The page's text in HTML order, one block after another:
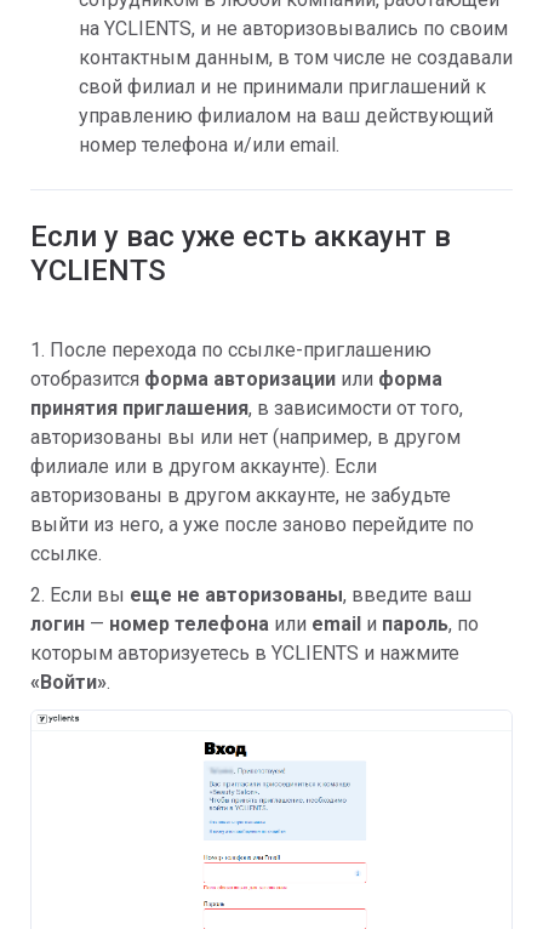
на YCLIENTS, и не авторизовывались по своим
контактным данным, в том числе не создавали
свой филиал и не принимали приглашений к
управлению филиалом на ваш действующий
номер телефона и/или email.
Если у вас уже есть аккаунт в
YCLIENTS
1. После перехода по ссылке-приглашению
отобразится форма авторизации или форма
принятия приглашения, в зависимости от того,
авторизованы вы или нет (например, в другом
филиале или в другом аккаунте). Если
авторизованы в другом аккаунте, не забудьте
выйти из него, а уже после заново перейдите по
ссылке.
2. Если вы еще не авторизованы, введите ваш
логин — номер телефона или email и пароль, по
которым авторизуетесь в YCLIENTS и нажмите
«Войти».